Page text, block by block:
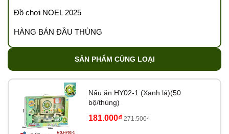
Đồ chơi NOEL 2025
HÀNG BÁN ĐẦU THÙNG
SẢN PHẨM CÙNG LOẠI
Nấu ăn HY02-1 (Xanh lá)(50
bộ/thùng)
181.000₫ 271.500₫